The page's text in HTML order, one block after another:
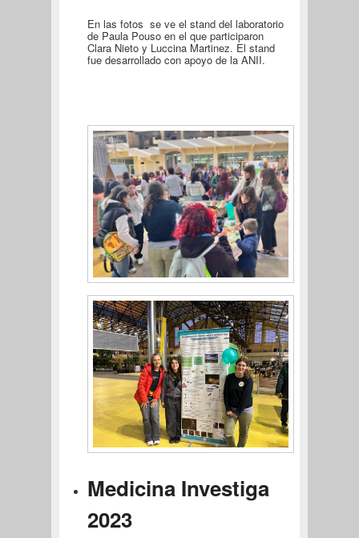
En las fotos se ve el stand del laboratorio
de Paula Pouso en el que participaron
Clara Nieto y Luccina Martinez. El stand
fue desarrollado con apoyo de la ANII.
Medicina Investiga
2023